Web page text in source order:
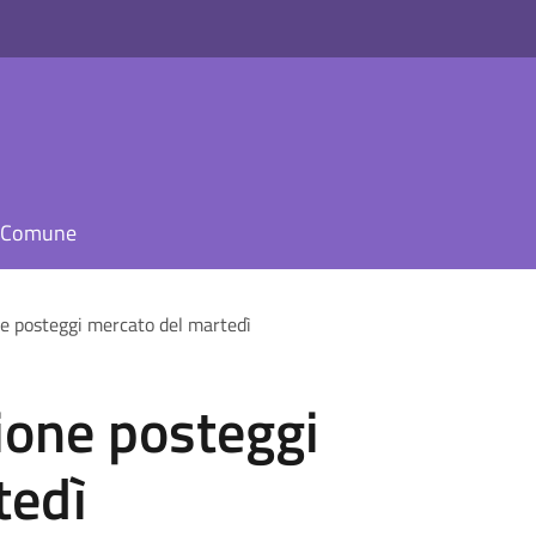
posteggi mercato del martedì
posteggi